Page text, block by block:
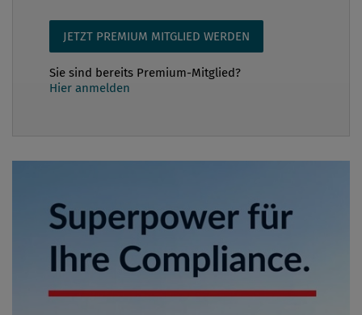
JETZT PREMIUM MITGLIED WERDEN
Sie sind bereits Premium-Mitglied?
Hier anmelden